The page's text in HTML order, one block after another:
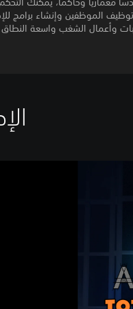
الموظفين وإنشاء برامج
وأعمال الشغب واسعة